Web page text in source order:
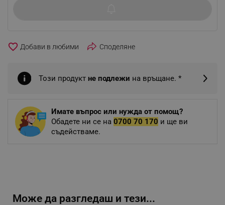
favorite_border Споделяне
Този продукт не подлежи на връщане. *
Имате въпрос или нужда от помощ?
Обадете ни се на 0700 70 170 и ще ви
съдействаме.
Може да разгледаш и тези...